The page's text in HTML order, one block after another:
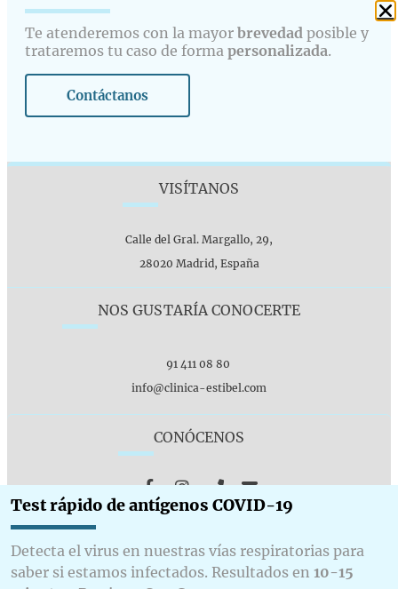
Te atenderemos con la mayor brevedad posible y
trataremos tu caso de forma personalizada.
Contáctanos
VISÍTANOS
Calle del Gral. Margallo, 29,
28020 Madrid, España
NOS GUSTARÍA CONOCERTE
91 411 08 80
info@clinica-estibel.com
CONÓCENOS
© 2020 Clínica de Estética y Nutrición Estibel S.L.
Política de cookies
Panel de cookies
Test rápido de antígenos COVID-19
Detecta el virus en nuestras vías respiratorias para
saber si estamos infectados. Resultados en 10-15